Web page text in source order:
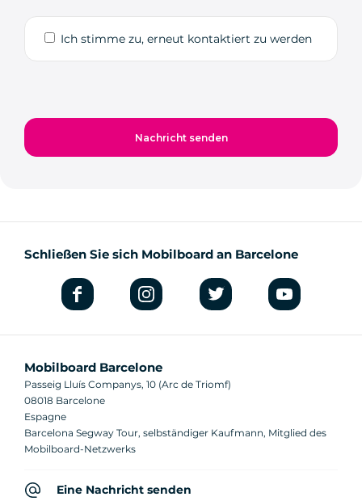
Ich stimme zu, erneut kontaktiert zu werden
Schließen Sie sich Mobilboard an Barcelone
Mobilboard Barcelone
Passeig Lluís Companys, 10 (Arc de Triomf)
08018 Barcelone
Espagne
Barcelona Segway Tour, selbständiger Kaufmann, Mitglied des
Mobilboard-Netzwerks
Eine Nachricht senden